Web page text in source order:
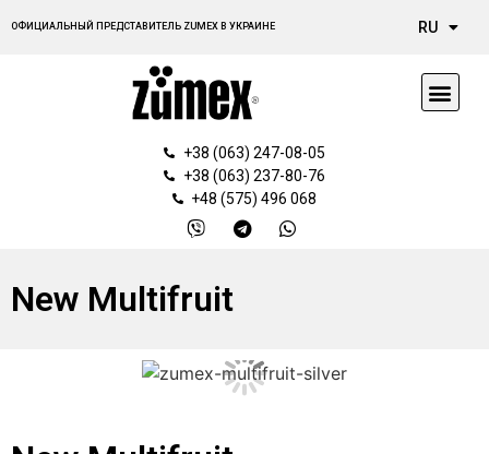
ОФИЦИАЛЬНЫЙ ПРЕДСТАВИТЕЛЬ ZUMEX В УКРАИНЕ RU
PL
+38 (063) 247-08-05
+38 (063) 237-80-76
+48 (575) 496 068
New Multifruit